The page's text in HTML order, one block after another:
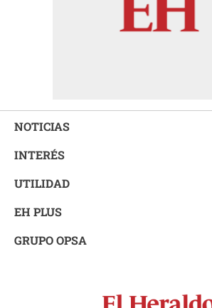
NOTICIAS
INTERÉS
UTILIDAD
EH PLUS
GRUPO OPSA